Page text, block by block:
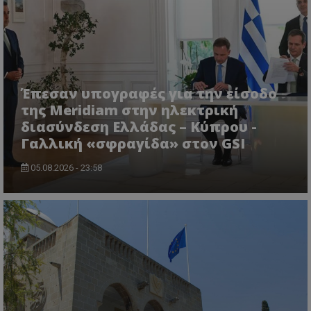
Έπεσαν υπογραφές για την είσοδο
της Meridiam στην ηλεκτρική
διασύνδεση Ελλάδας – Κύπρου -
Γαλλική «σφραγίδα» στον GSI
05.08.2026 - 23:58
VISITOR_PRIVACY_METADATA
YouTube
.youtube.com